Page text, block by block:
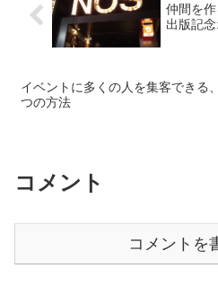
仲間を
出版記
イベントに多くの人を集客できる
つの方法
コメント
コメントを